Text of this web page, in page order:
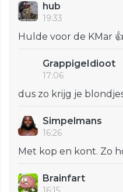
hub
19:33
Hulde voor de KMar 👍
GrappigeIdioot
17:06
dus zo krijg je
Simpelmans
16:26
Met kop en kont. Zo
Brainfart